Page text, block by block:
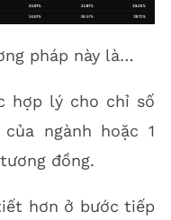
pháp này là…
hợp lý cho chỉ số
ngành hoặc 1
đồng.
hơn ở bước tiếp